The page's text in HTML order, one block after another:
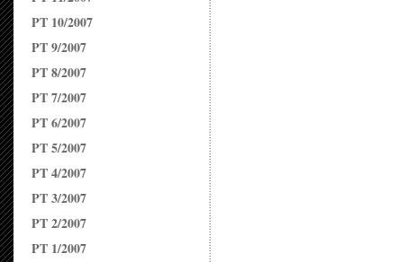
PT 10/2007
PT 9/2007
PT 8/2007
PT 7/2007
PT 6/2007
PT 5/2007
PT 4/2007
PT 3/2007
PT 2/2007
PT 1/2007